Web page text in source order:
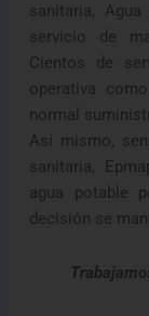
sanitaria,
servicio de
Cientos de
operativa
normal
Así mismo,
sanitaria,
agua potable
decisión se